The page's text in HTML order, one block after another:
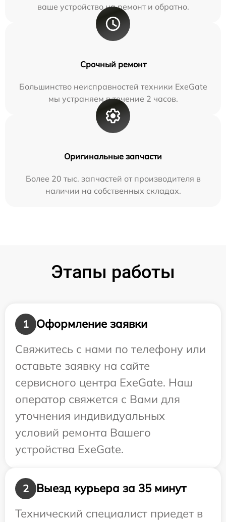
ваше устройство на ремонт и обратно.
Срочный ремонт
Большинство неисправностей техники ExeGate
мы устраняем в течение 2 часов.
Оригинальные запчасти
Более 20 тыс. запчастей от производителя в
наличии на собственных складах.
Этапы работы
1
Оформление заявки
Свяжитесь с нами по телефону или
оставьте заявку на сайте
сервисного центра ExeGate. Наш
оператор свяжется с Вами для
уточнения индивидуальных
условий ремонта Вашего
устройства ExeGate.
2
Выезд курьера за 35 минут
Технический специалист приедет в